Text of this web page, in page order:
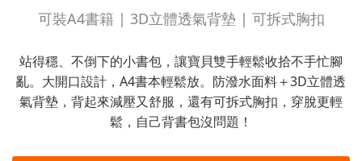
可裝A4書籍 | 3D立體透氣背墊 | 可拆式胸扣
站得穩、不倒下的小書包，讓寶貝雙手輕鬆收拾不手忙腳
亂。大開口設計，A4書本輕鬆放。防潑水面料＋3D立體透
氣背墊，背起來減壓又舒服，還有可拆式胸扣，穿脫更輕
鬆，自己背書包沒問題！